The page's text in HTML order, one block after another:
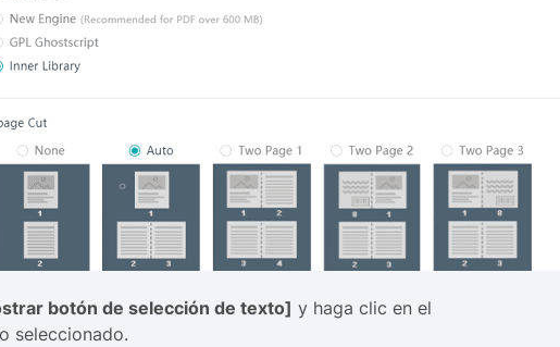
botón de selección de texto] y haga clic en el
seleccionado.